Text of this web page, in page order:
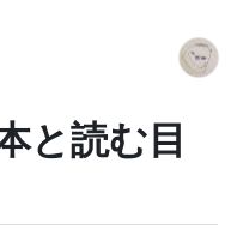
と読む目